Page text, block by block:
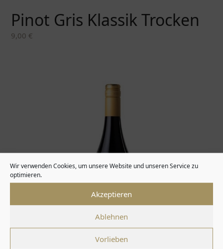
Wir verwenden Cookies, um unsere Website und unseren Service zu
optimieren.
Akzeptieren
Ablehnen
Vorlieben
Pinot Gris Klassik Trocken
9,00 €